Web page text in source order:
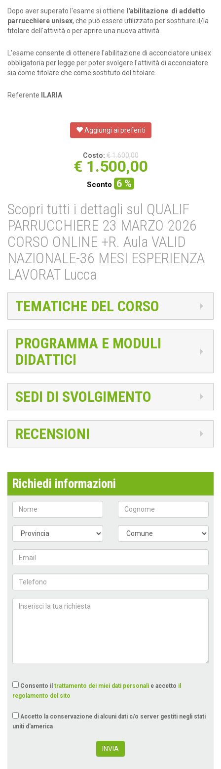
Dopo aver superato l'esame si ottiene l'abilitazione di addetto
parrucchiere unisex, che può essere utilizzato per sostituire il/la
titolare dell'attività o per aprire una nuova attività.
L'esame consente di ottenere l'abilitazione di acconciatore unisex
obbligatoria per legge per poter svolgere l'attività di acconciatore
sia come titolare che come sostituto del titolare.
Referente ILARIA
Aggiungi ai preferiti
Costo: € 1.600,00
€ 1.500,00
Sconto 6 %
Scopri tutti i dettagli sul QUALIF
PARRUCCHIERE 23 MARZO 2026
CORSO ONLINE +R. Aula VALID
NAZIONALE-36 MESI ESPERIENZA
LAVORAT Lucca
TEMATICHE DEL CORSO
PROGRAMMA E MODULI
DIDATTICI
SEDI DI SVOLGIMENTO
RECENSIONI
Richiedi informazioni
Consento il trattamento dei miei dati personali e accetto il
regolamento del sito
Accetto la conservazione di alcuni dati c/o server gestiti negli stati
uniti d'america
INVIA